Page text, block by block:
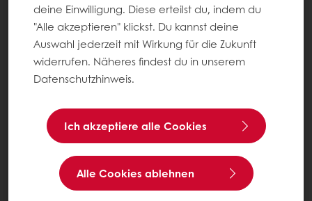
deine Einwilligung. Diese erteilst du, indem du
"Alle akzeptieren" klickst. Du kannst deine
Auswahl jederzeit mit Wirkung für die Zukunft
widerrufen. Näheres findest du in unserem
Datenschutzhinweis.
Ich akzeptiere alle Cookies
Alle Cookies ablehnen
Über Puratos
Neuigkeiten
Kontakt
Impressum
AGB für Veranstaltungen
Datenschutz
Cookie-Einstellungen